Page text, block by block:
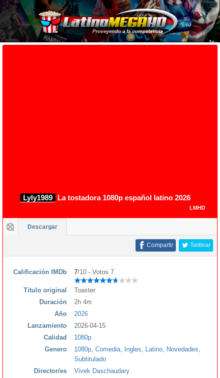
Lyly1989 La tostadora 1080p español latino 2026
LMHD
Descargar
Twittear
Compartir
Calificación IMDb 7/10 - Votos 7
Titulo original
Toaster
Duración
2h 4m
Año
2026
Lanzamiento
2026-04-15
Calidad
1080p
Genero
1080p Comedia Ingles Latino Novedades
Subtitulado
Director/es
Vivek Daschaudary